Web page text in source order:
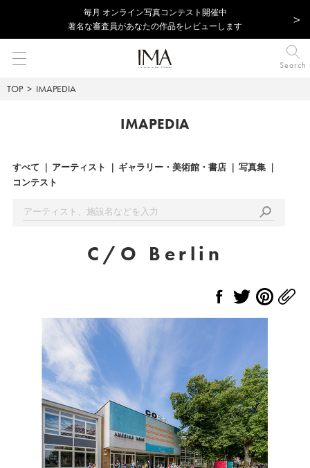
毎⽉ オンライン写真コンテスト開催中
著名な審査員があなたの作品をレビューします
Search
TOP IMAPEDIA
IMAPEDIA
すべて アーティスト ギャラリー・美術館・書店
写真集
コンテスト
C/O Berlin